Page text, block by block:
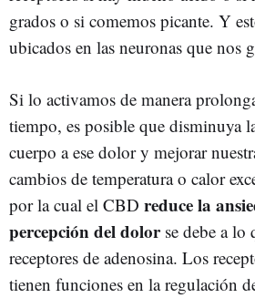
grados o si comemos picante. Y
ubicados en las neuronas que nos
Si lo activamos de manera
tiempo, es posible que disminuya
cuerpo a ese dolor y mejorar
cambios de temperatura o calor
por la cual el CBD reduce la
percepción del dolorse debe a lo
receptores de adenosina. Los
tienen funciones en la regulación